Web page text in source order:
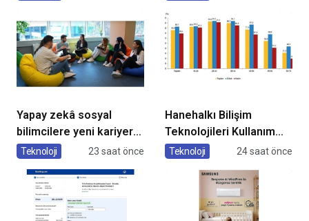
Yapay zekâ sosyal
bilimcilere yeni kariyer
kapıları açıyor!
Teknoloji 23 saat önce
Hanehalkı Bilişim
Teknolojileri Kullanım
Araştırması, 2026
Teknoloji 24 saat önce